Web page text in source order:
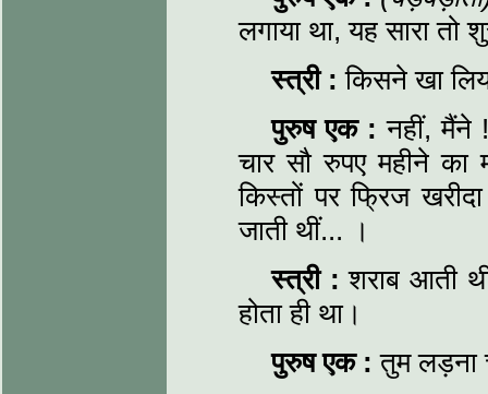
लगाया था, यह सारा
स्त्री :किसने खा
पुरुष एक :नहीं, मैंने
चार सौ रुपए महीने का
किस्तों पर फ्रिज
जाती थीं... ।
स्त्री :शराब आती
होता ही था।
पुरुष एक :तुम लड़ना